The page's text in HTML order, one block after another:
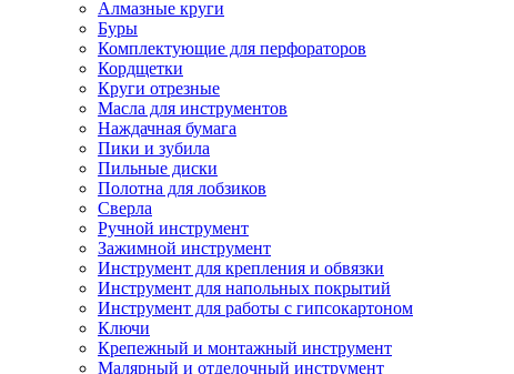
Алмазные круги
Буры
Комплектующие для перфораторов
Кордщетки
Круги отрезные
Масла для инструментов
Наждачная бумага
Пики и зубила
Пильные диски
Полотна для лобзиков
Сверла
Ручной инструмент
Зажимной инструмент
Инструмент для крепления и обвязки
Инструмент для напольных покрытий
Инструмент для работы с гипсокартоном
Ключи
Крепежный и монтажный инструмент
Малярный и отделочный инструмент